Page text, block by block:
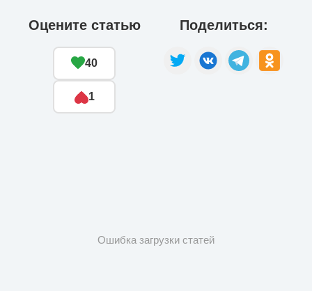
Оцените статью
40
1
Поделиться:
Ошибка загрузки статей